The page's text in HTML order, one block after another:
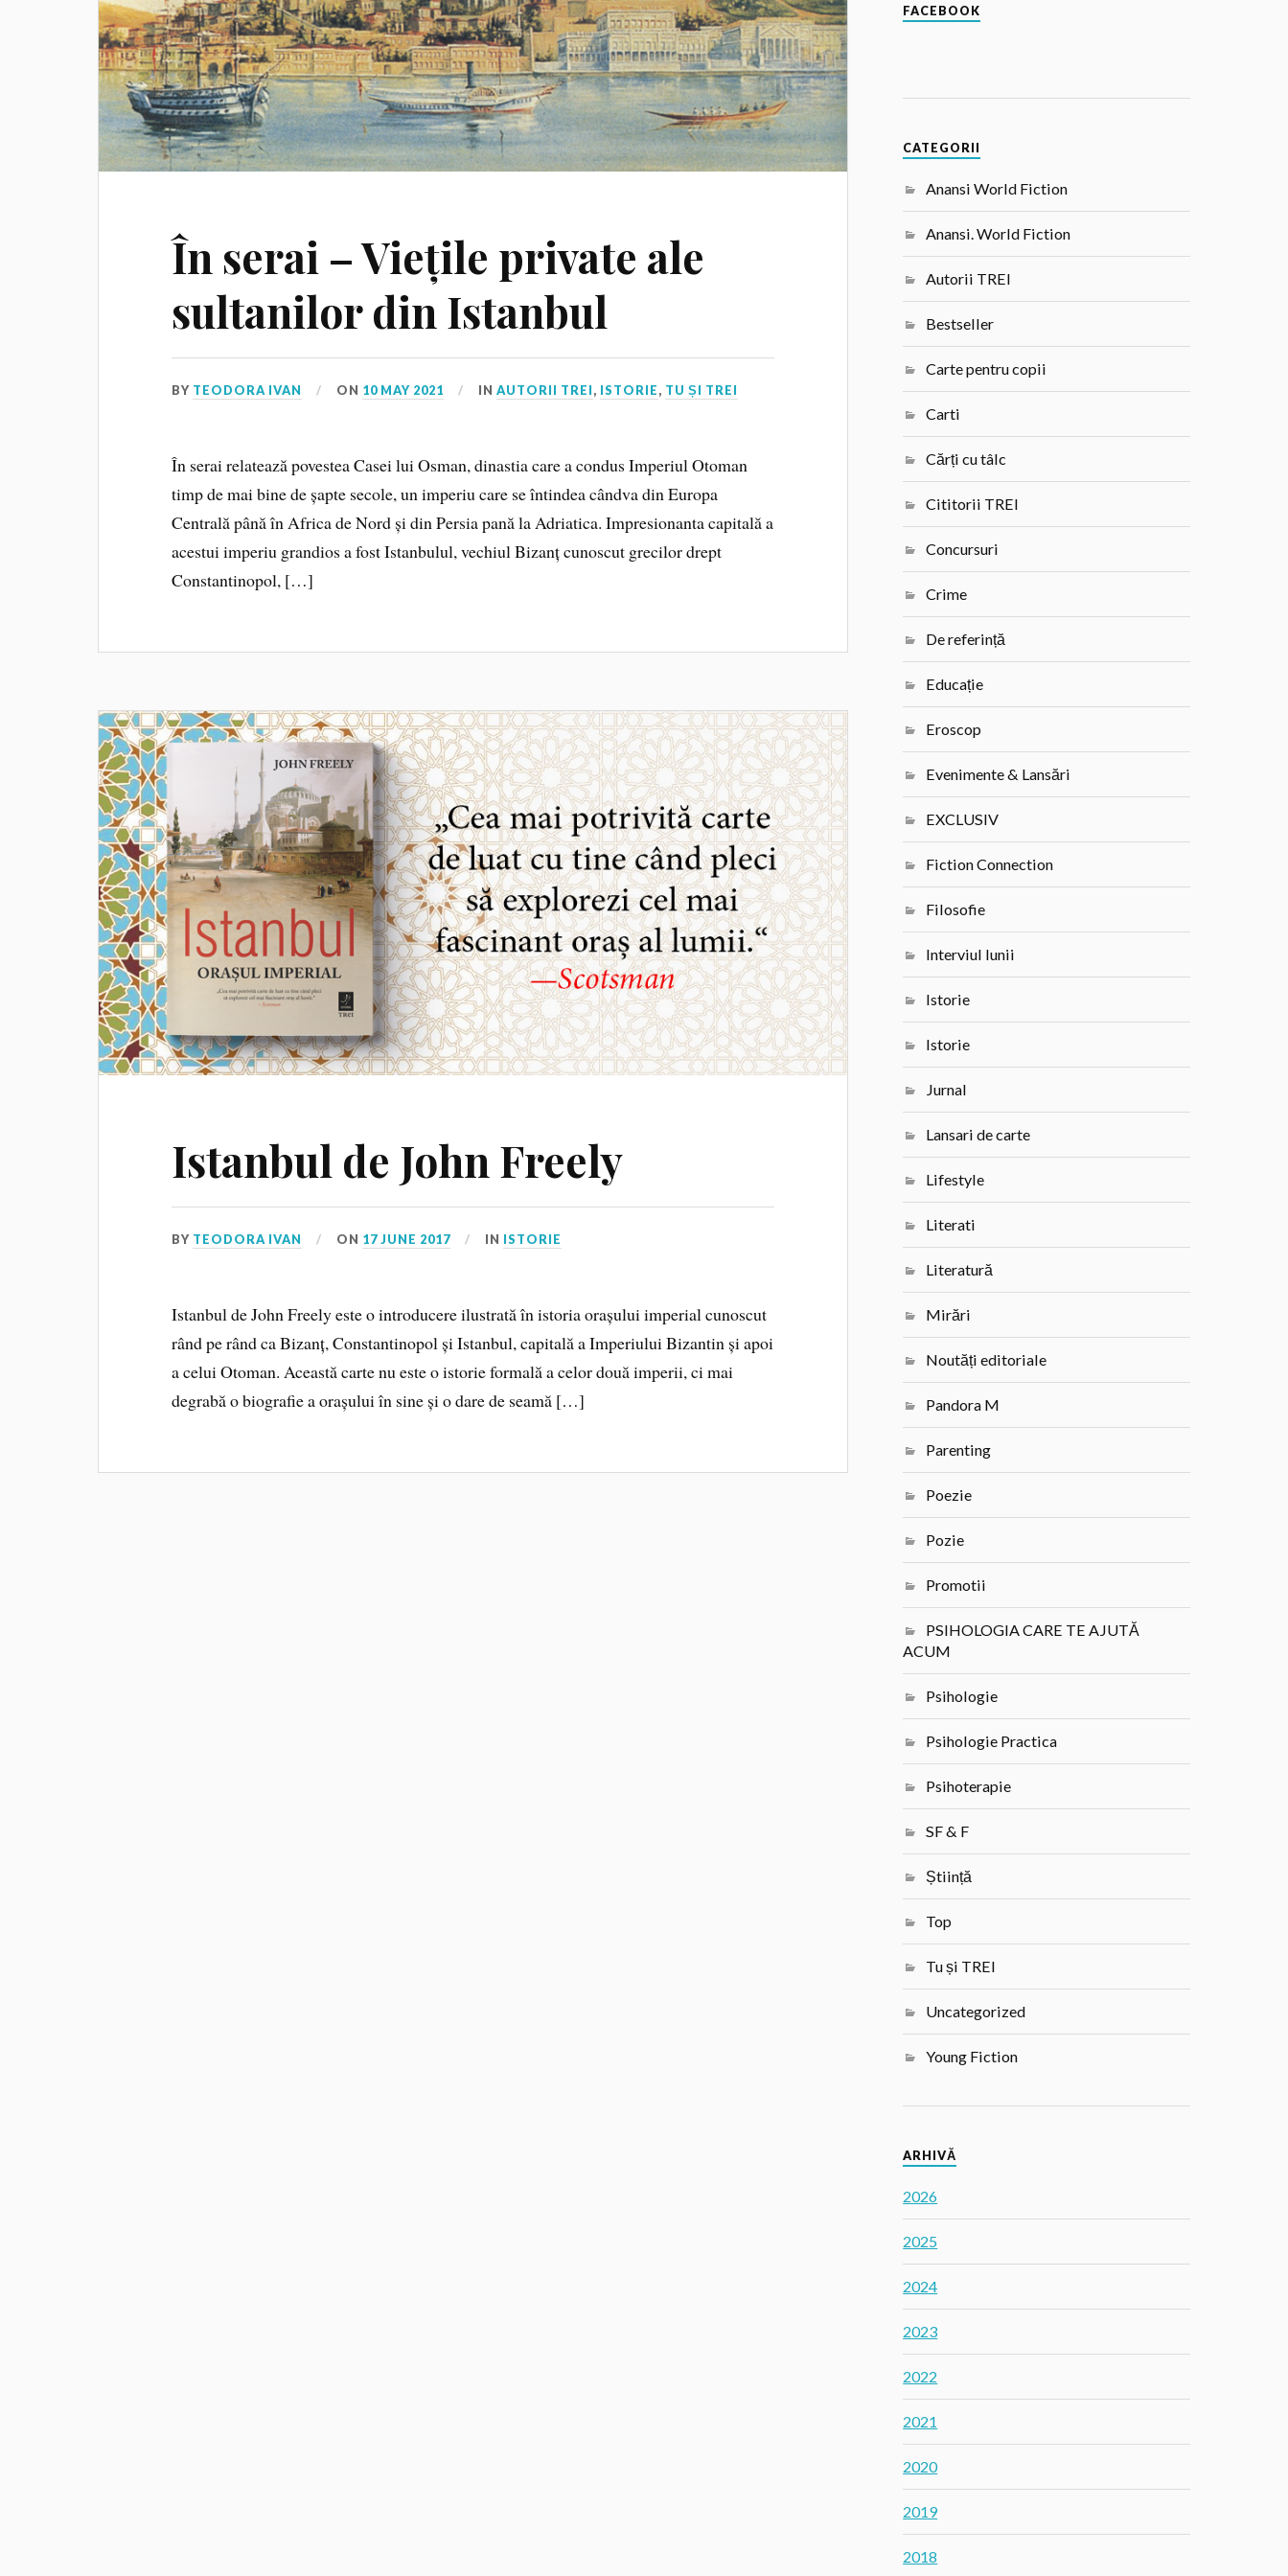
În serai – Viețile private ale
sultanilor din Istanbul
BY TEODORA IVAN ON 10 MAY 2021 INAUTORII TREI, ISTORIE, TU ȘI TREI
În serai relatează povestea Casei lui Osman, dinastia care a condus Imperiul Otoman
timp de mai bine de șapte secole, un imperiu care se întindea cândva din Europa
Centrală până în Africa de Nord și din Persia pană la Adriatica. Impresionanta capitală a
acestui imperiu grandios a fost Istanbulul, vechiul Bizanț cunoscut grecilor drept
Constantinopol, […]
Istanbul de John Freely
BY TEODORA IVAN ON 17 JUNE 2017 IN ISTORIE
Istanbul de John Freely este o introducere ilustrată în istoria orașului imperial cunoscut
rând pe rând ca Bizanț, Constantinopol și Istanbul, capitală a Imperiului Bizantin și apoi
a celui Otoman. Această carte nu este o istorie formală a celor două imperii, ci mai
degrabă o biografie a orașului în sine și o dare de seamă […]
FACEBOOK
CATEGORII
Anansi World Fiction
Anansi. World Fiction
Autorii TREI
Bestseller
Carte pentru copii
Carti
Cărți cu tâlc
Cititorii TREI
Concursuri
Crime
De referință
Educație
Eroscop
Evenimente & Lansări
EXCLUSIV
Fiction Connection
Filosofie
Interviul lunii
Istorie
Istorie
Jurnal
Lansari de carte
Lifestyle
Literati
Literatură
Mirări
Noutăți editoriale
Pandora M
Parenting
Poezie
Pozie
Promotii
PSIHOLOGIA CARE TE AJUTĂ
ACUM
Psihologie
Psihologie Practica
Psihoterapie
SF & F
Știință
Top
Tu și TREI
Uncategorized
Young Fiction
ARHIVĂ
2026
2025
2024
2023
2022
2021
2020
2019
2018